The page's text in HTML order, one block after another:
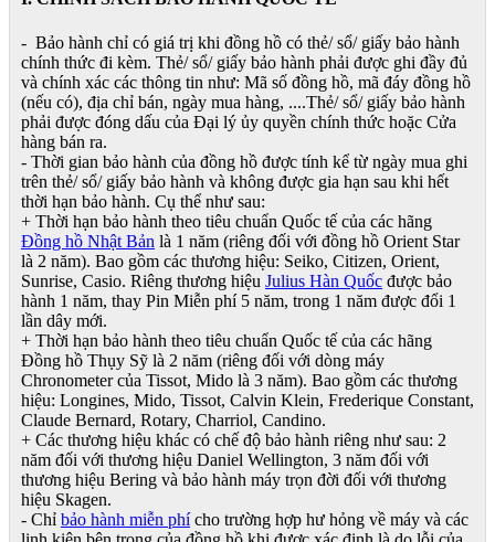
- Bảo hành chỉ có giá trị khi đồng hồ có thẻ/ sổ/ giấy bảo hành
chính thức đi kèm. Thẻ/ sổ/ giấy bảo hành phải được ghi đầy đủ
và chính xác các thông tin như: Mã số đồng hồ, mã đáy đồng hồ
(nếu có), địa chỉ bán, ngày mua hàng, ....Thẻ/ sổ/ giấy bảo hành
phải được đóng dấu của Đại lý ủy quyền chính thức hoặc Cửa
hàng bán ra.
- Thời gian bảo hành của đồng hồ được tính kể từ ngày mua ghi
trên thẻ/ sổ/ giấy bảo hành và không được gia hạn sau khi hết
thời hạn bảo hành. Cụ thể như sau:
+ Thời hạn bảo hành theo tiêu chuẩn Quốc tế của các hãng
Đồng hồ Nhật Bản là 1 năm (riêng đối với đồng hồ Orient Star
là 2 năm). Bao gồm các thương hiệu: Seiko, Citizen, Orient,
Sunrise, Casio. Riêng thương hiệu Julius Hàn Quốc được bảo
hành 1 năm, thay Pin Miễn phí 5 năm, trong 1 năm được đổi 1
lần dây mới.
+ Thời hạn bảo hành theo tiêu chuẩn Quốc tế của các hãng
Đồng hồ Thụy Sỹ là 2 năm (riêng đối với dòng máy
Chronometer của Tissot, Mido là 3 năm). Bao gồm các thương
hiệu: Longines, Mido, Tissot, Calvin Klein, Frederique Constant,
Claude Bernard, Rotary, Charriol, Candino.
+ Các thương hiệu khác có chế độ bảo hành riêng như sau: 2
năm đối với thương hiệu Daniel Wellington, 3 năm đối với
thương hiệu Bering và bảo hành máy trọn đời đối với thương
hiệu Skagen.
- Chỉ bảo hành miễn phícho trường hợp hư hỏng về máy và các